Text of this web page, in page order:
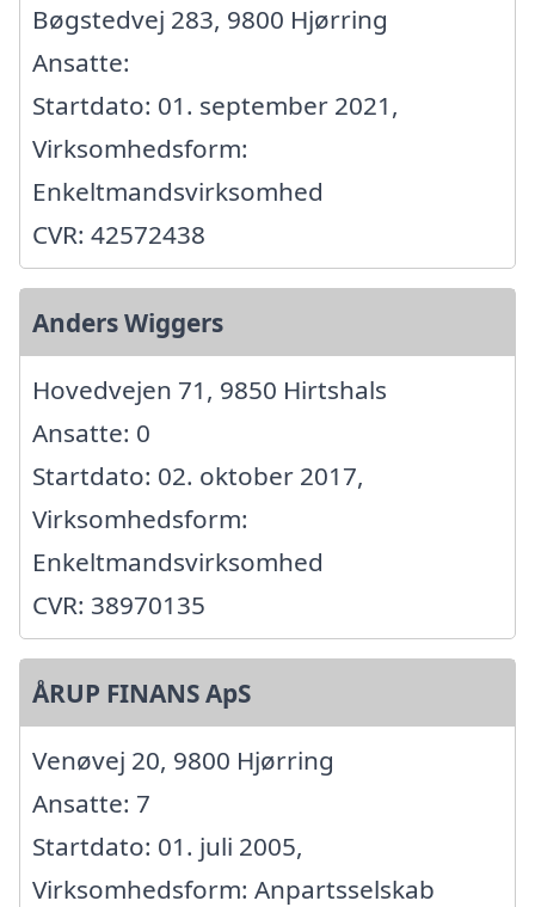
Bøgstedvej 283, 9800 Hjørring
Ansatte:
Startdato: 01. september 2021,
Virksomhedsform:
Enkeltmandsvirksomhed
CVR: 42572438
Anders Wiggers
Hovedvejen 71, 9850 Hirtshals
Ansatte: 0
Startdato: 02. oktober 2017,
Virksomhedsform:
Enkeltmandsvirksomhed
CVR: 38970135
ÅRUP FINANS ApS
Venøvej 20, 9800 Hjørring
Ansatte: 7
Startdato: 01. juli 2005,
Virksomhedsform: Anpartsselskab